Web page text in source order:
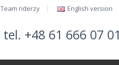
Team riderzy English version​
tel. +48 61 666 07 01